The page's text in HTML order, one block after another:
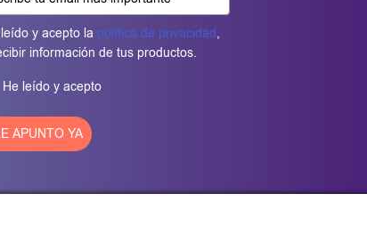
y acepto la política de privacidad,
información de tus productos.
He leído y acepto
APUNTO YA